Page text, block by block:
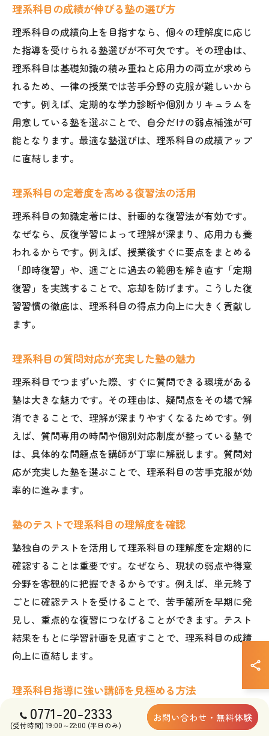
理系科目の成績が伸びる塾の選び方
理系科目の成績向上を目指すなら、個々の理解度に応じ
た指導を受けられる塾選びが不可欠です。その理由は、
理系科目は基礎知識の積み重ねと応用力の両立が求めら
れるため、一律の授業では苦手分野の克服が難しいから
です。例えば、定期的な学力診断や個別カリキュラムを
用意している塾を選ぶことで、自分だけの弱点補強が可
能となります。最適な塾選びは、理系科目の成績アップ
に直結します。
理系科目の定着度を高める復習法の活用
理系科目の知識定着には、計画的な復習法が有効です。
なぜなら、反復学習によって理解が深まり、応用力も養
われるからです。例えば、授業後すぐに要点をまとめる
「即時復習」や、週ごとに過去の範囲を解き直す「定期
復習」を実践することで、忘却を防げます。こうした復
習習慣の徹底は、理系科目の得点力向上に大きく貢献し
ます。
理系科目の質問対応が充実した塾の魅力
理系科目でつまずいた際、すぐに質問できる環境がある
塾は大きな魅力です。その理由は、疑問点をその場で解
消できることで、理解が深まりやすくなるためです。例
えば、質問専用の時間や個別対応制度が整っている塾で
は、具体的な問題点を講師が丁寧に解説します。質問対
応が充実した塾を選ぶことで、理系科目の苦手克服が効
率的に進みます。
塾のテストで理系科目の理解度を確認
塾独自のテストを活用して理系科目の理解度を定期的に
確認することは重要です。なぜなら、現状の弱点や得意
分野を客観的に把握できるからです。例えば、単元終了
ごとに確認テストを受けることで、苦手箇所を早期に発
見し、重点的な復習につなげることができます。テスト
結果をもとに学習計画を見直すことで、理系科目の成績
向上に直結します。
理系科目指導に強い講師を見極める方法
理系科目の成績を伸ばすためには、専門性の高い講師が
在籍しているかを見極めることが大切です。なぜなら、
0771-20-2333
(受付時間) 19:00～22:00 (平日のみ)
お問い合わせ・無料体験